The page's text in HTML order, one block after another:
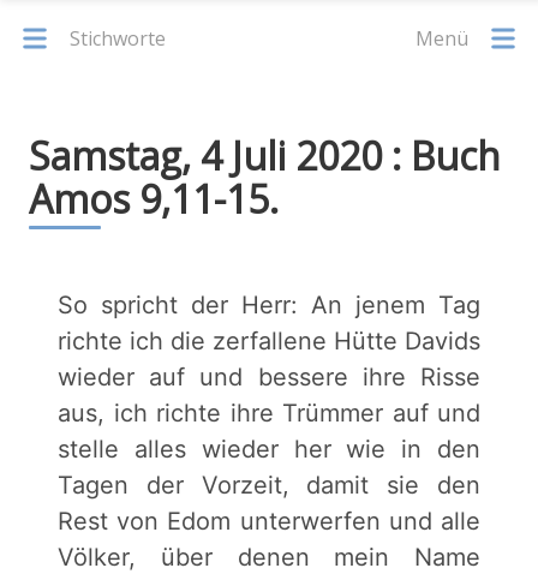
Stichworte Menü
Samstag, 4 Juli 2020 : Buch
Amos 9,11-15.
So spricht der Herr: An jenem Tag
richte ich die zerfallene Hütte Davids
wieder auf und bessere ihre Risse
aus, ich richte ihre Trümmer auf und
stelle alles wieder her wie in den
Tagen der Vorzeit, damit sie den
Rest von Edom unterwerfen und alle
Völker, über denen mein Name